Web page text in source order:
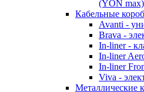
(YON max)
Кабельные
Avanti -
Brava -
In-liner -
In-liner
In-liner
Viva -
Металлические